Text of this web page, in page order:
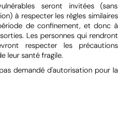
seront invitées (sans
à respecter les règles similaires
de confinement, et donc à
Les personnes qui rendront
respecter les précautions
leur santé fragile.
demandé d'autorisation pour la